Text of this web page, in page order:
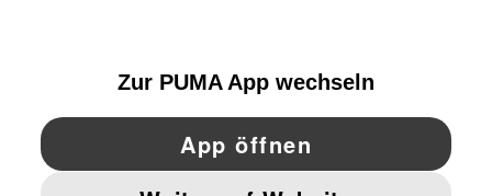
YouTube Pinterest